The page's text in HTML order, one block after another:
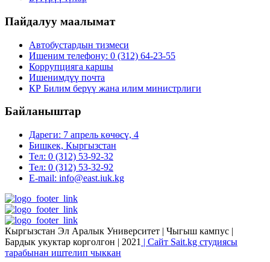
Пайдалуу маалымат
Автобустардын тизмеси
Ишеним телефону: 0 (312) 64-23-55
Коррупцияга каршы
Ишенимдүү почта
КР Билим берүү жана илим министрлиги
Байланыштар
Дареги: 7 апрель көчөсү, 4
Бишкек, Кыргызстан
Тел: 0 (312) 53-92-32
Тел: 0 (312) 53-32-92
E-mail: info@east.iuk.kg
Кыргызстан Эл Аралык Университет | Чыгыш кампус |
Бардык укуктар корголгон | 2021 | Сайт Sait.kg студиясы
тарабынан иштелип чыккан